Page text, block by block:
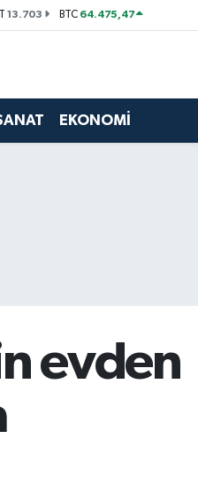
13.703 BTC 64.475,47
EKONOMİ
evden